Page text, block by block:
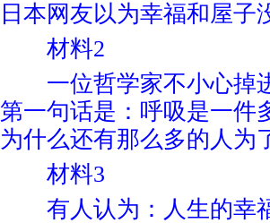
日本网友以为幸福和屋子
材料2
一位哲学家不小心掉
第一句话是：呼吸是一件
为什么还有那么多的人为
材料3
有人认为：人生的幸